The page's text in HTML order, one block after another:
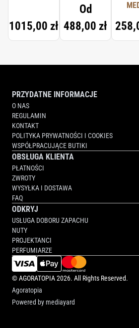
1015,00 zł
FORTE
Od
488,00 zł
PRZYDATNE INFORMACJE
O NAS
REGULAMIN
KONTAKT
POLITYKA PRYWATNOŚCI I COOKIES
WSPÓŁPRACUJĄCE BUTIKI
OBSŁUGA KLIENTA
PŁATNOŚCI
ZWROTY
WYSYŁKA I DOSTAWA
FAQ
ODKRYJ
USŁUGA DOBORU ZAPACHU
NUTY
PROJEKTANCI
PERFUMIARZE
©AGORATOPIA2026. All Rights Reserved.
Agoratopia
Powered by mediayard